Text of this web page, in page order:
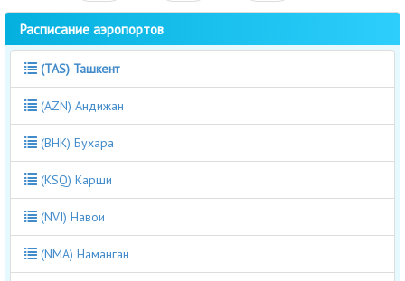
Расписание аэропортов
(TAS) Ташкент
(AZN) Андижан
(BHK) Бухара
(KSQ) Карши
(NVI) Навои
(NMA) Наманган